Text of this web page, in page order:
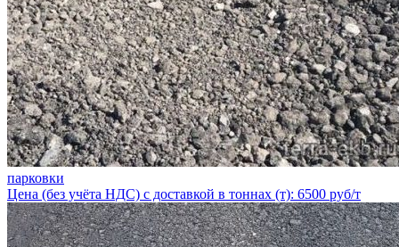
парковки
Цена (без учёта НДС) с доставкой в тоннах (т): 6500 руб/т